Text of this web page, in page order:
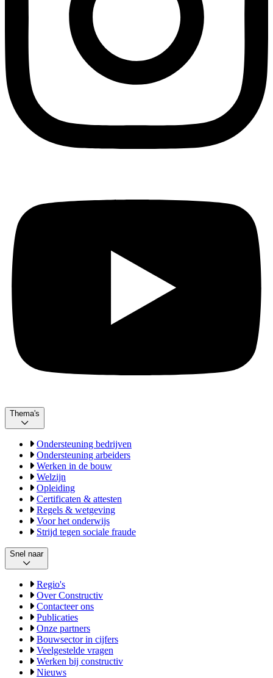
Thema's
Ondersteuning bedrijven
Ondersteuning arbeiders
Werken in de bouw
Welzijn
Opleiding
Certificaten & attesten
Regels & wetgeving
Voor het onderwijs
Strijd tegen sociale fraude
Snel naar
Regio's
Over Constructiv
Contacteer ons
Publicaties
Onze partners
Bouwsector in cijfers
Veelgestelde vragen
Werken bij constructiv
Nieuws